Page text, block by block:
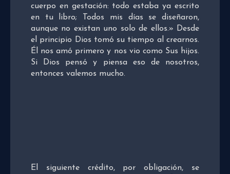
cuerpo en gestación: todo estaba ya escrito
en tu libro; Todos mis días se diseñaron,
aunque no existan uno solo de ellos.» Desde
el principio Dios tomó su tiempo al crearnos.
Él nos amó primero y nos vio como Sus hijos.
Si Dios pensó y piensa eso de nosotros,
entonces valemos mucho.
El siguiente crédito, por obligación, se